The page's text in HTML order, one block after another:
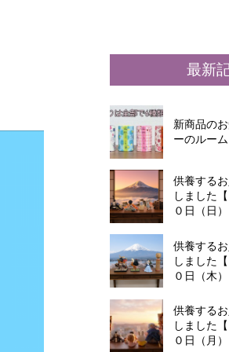
最新
新商品の
ーのルー
供養する
しました
０日（日）
供養する
しました
０日（木）
供養する
しました
０日（月）